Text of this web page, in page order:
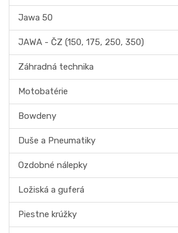
Jawa 50
JAWA - ČZ (150, 175, 250, 350)
Záhradná technika
Motobatérie
Bowdeny
Duše a Pneumatiky
Ozdobné nálepky
Ložiská a guferá
Piestne krúžky